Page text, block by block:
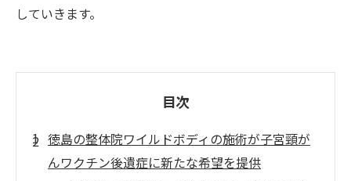
していきます。
目次
徳島の整体院ワイルドボディの施術が子宮頸が
んワクチン後遺症に新たな希望を提供